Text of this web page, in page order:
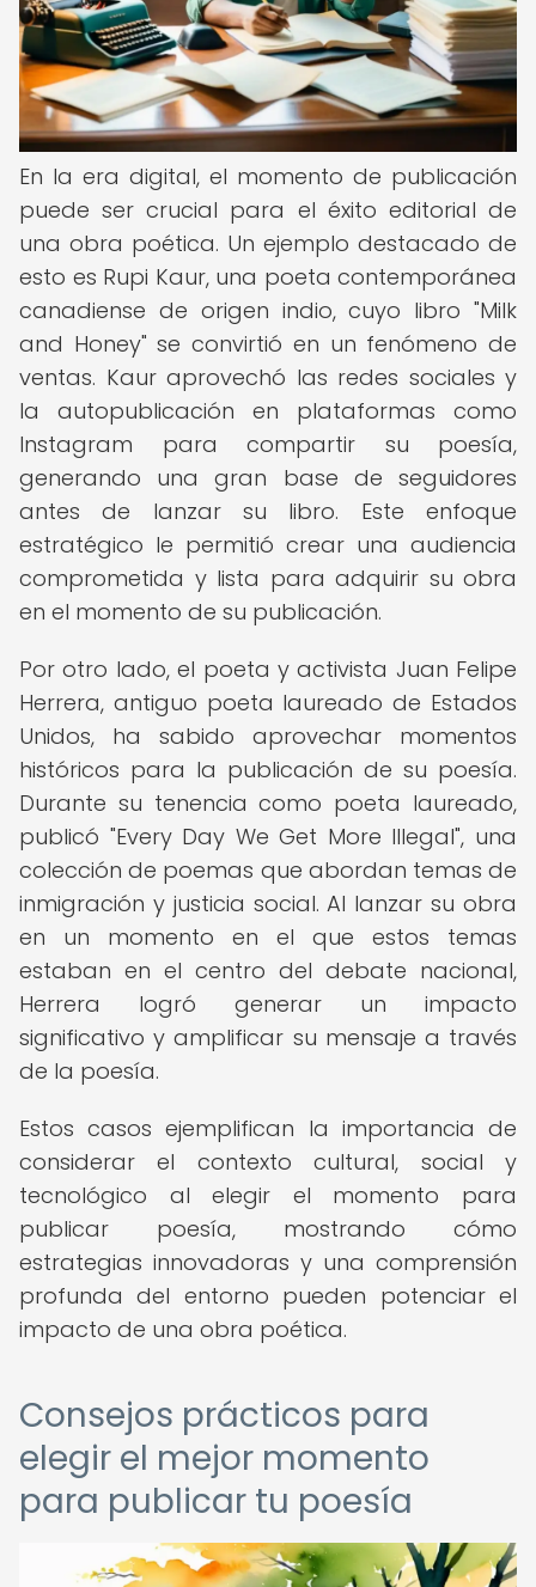
En la era digital, el momento de publicación
puede ser crucial para el éxito editorial de
una obra poética. Un ejemplo destacado de
esto es Rupi Kaur, una poeta contemporánea
canadiense de origen indio, cuyo libro "Milk
and Honey" se convirtió en un fenómeno de
ventas. Kaur aprovechó las redes sociales y
la autopublicación en plataformas como
Instagram para compartir su poesía,
generando una gran base de seguidores
antes de lanzar su libro. Este enfoque
estratégico le permitió crear una audiencia
comprometida y lista para adquirir su obra
en el momento de su publicación.
Por otro lado, el poeta y activista Juan Felipe
Herrera, antiguo poeta laureado de Estados
Unidos, ha sabido aprovechar momentos
históricos para la publicación de su poesía.
Durante su tenencia como poeta laureado,
publicó "Every Day We Get More Illegal", una
colección de poemas que abordan temas de
inmigración y justicia social. Al lanzar su obra
en un momento en el que estos temas
estaban en el centro del debate nacional,
Herrera logró generar un impacto
significativo y amplificar su mensaje a través
de la poesía.
Estos casos ejemplifican la importancia de
considerar el contexto cultural, social y
tecnológico al elegir el momento para
publicar poesía, mostrando cómo
estrategias innovadoras y una comprensión
profunda del entorno pueden potenciar el
impacto de una obra poética.
Consejos prácticos para
elegir el mejor momento
para publicar tu poesía